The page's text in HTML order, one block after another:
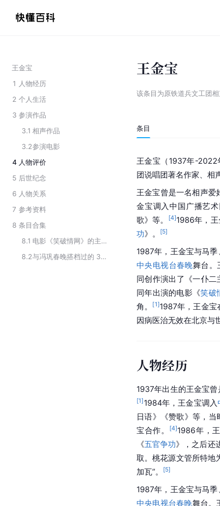
王金宝
1 人物经历
2 个人生活
3 参演作品
3.1 相声作品
3.2参演电影
4 人物评价
5 后世纪念
6 人物关系
7 参考资料
8 条目合集
8.1
电影《笑破情网》的主要演员
8.2
与冯巩春晚搭档过的 35 位明星
王金宝
该条目为原铁道兵文工团
条目
王金宝（1937年-2022
团说唱团著名作家、相
王金宝曾是一名相声爱
金宝调入中国广播艺
歌》等。
[4]1986年，
功》。 [5]
1987年，王金宝与马季
中央电视台春晚舞台。
同创作演出了《一仆二
同年出演的电影《笑破
角。
[1]1987年，王金宝
因病医治无效在北京与
人物经历
1937年出生的王金宝
[1] 1984年，王金宝调入
日语》《赞歌》等，当
宝合作。
[4]1986年，
《五官争功》，之后还
取。桃花源文管所特地
加瓦”。
[5]
1987年，王金宝与马
中央电视台春晚舞台。